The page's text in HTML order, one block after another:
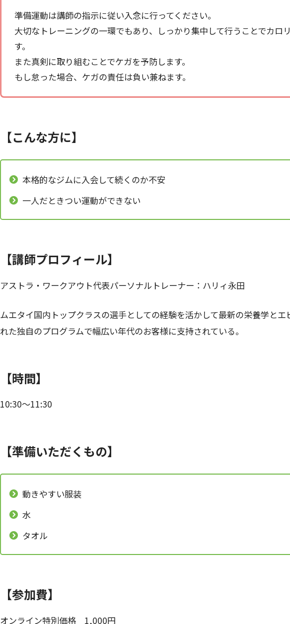
準備運動は講師の指示に従い入念に行ってください。
大切なトレーニングの一環でもあり、しっかり集中して行うことでカロ
す。
また真剣に取り組むことでケガを予防します。
もし怠った場合、ケガの責任は負い兼ねます。
【こんな方に】
本格的なジムに入会して続くのか不安
一人だときつい運動ができない
【講師プロフィール】
アストラ・ワークアウト代表パーソナルトレーナー：ハリィ永田
ムエタイ国内トップクラスの選手としての経験を活かして最新の栄養学とエ
れた独自のプログラムで幅広い年代のお客様に支持されている。
【時間】
10:30〜11:30
【準備いただくもの】
動きやすい服装
水
タオル
【参加費】
オンライン特別価格 1,000円